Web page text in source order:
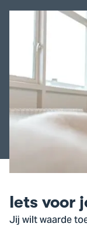
Iets voor
Jij wilt waarde